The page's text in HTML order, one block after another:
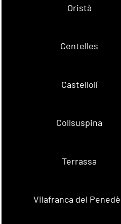
Oristà
Centelles
Castellolí
Collsuspina
Terrassa
Vilafranca del